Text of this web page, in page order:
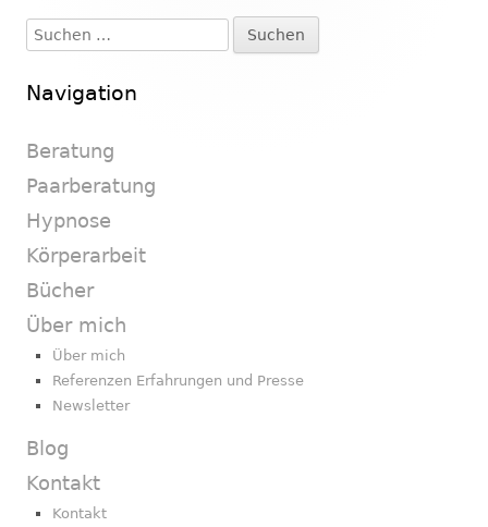
Seitenleiste
Suchen
nach:
Navigation
Beratung
Paarberatung
Hypnose
Körperarbeit
Bücher
Über mich
Über mich
Referenzen Erfahrungen und Presse
Newsletter
Blog
Kontakt
Kontakt